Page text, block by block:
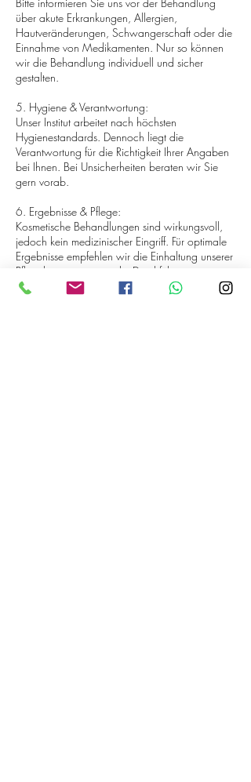
über akute Erkrankungen, Allergien,
Hautveränderungen, Schwangerschaft oder die
Einnahme von Medikamenten. Nur so können
wir die Behandlung individuell und sicher
gestalten.
5. Hygiene & Verantwortung:
Unser Institut arbeitet nach höchsten
Hygienestandards. Dennoch liegt die
Verantwortung für die Richtigkeit Ihrer Angaben
bei Ihnen. Bei Unsicherheiten beraten wir Sie
gern vorab.
6. Ergebnisse & Pflege:
Kosmetische Behandlungen sind wirkungsvoll,
jedoch kein medizinischer Eingriff. Für optimale
Ergebnisse empfehlen wir die Einhaltung unserer
Pflegehinweise sowie die Durchführung von
Folgebehandlungen.